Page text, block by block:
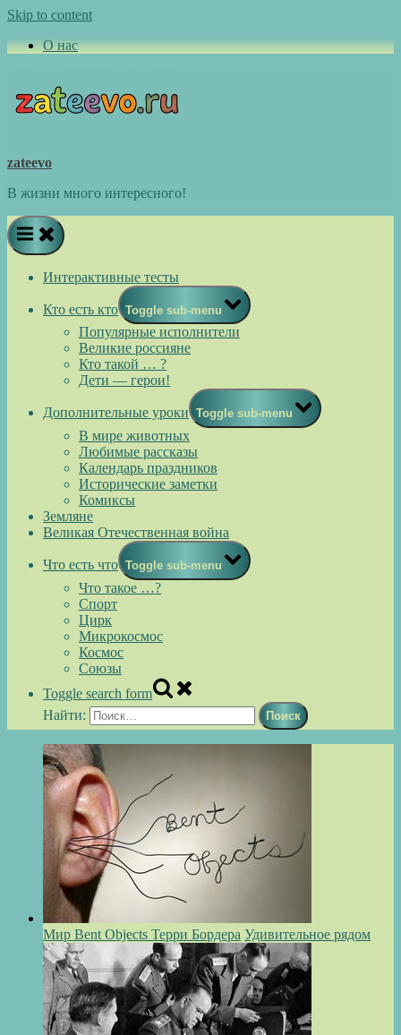
Skip to content
О нас
zateevo
В жизни много интересного!
Интерактивные тесты
Кто есть кто Toggle sub-menu
Популярные исполнители
Великие россияне
Кто такой … ?
Дети — герои!
Дополнительные уроки Toggle sub-menu
В мире животных
Любимые рассказы
Календарь праздников
Исторические заметки
Комиксы
Земляне
Великая Отечественная война
Что есть что Toggle sub-menu
Что такое …?
Спорт
Цирк
Микрокосмос
Космос
Союзы
Toggle search form
Найти:
Мир Bent Objects Терри Бордера Удивительное рядом